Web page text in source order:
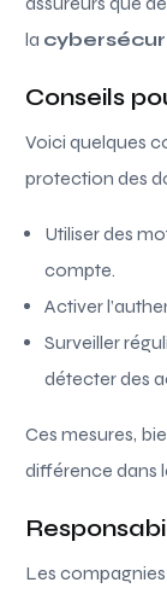
la
Conseils
Voici quelques
protection des
Utiliser des
compte.
Activer
Surveiller
détecter des
Ces mesures,
différence dans
Les